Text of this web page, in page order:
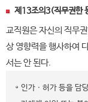
제13조의3(직무권한
교직원은 자신의 직무
상 영향력을 행사하여
서는 안 된다.
인가ㆍ허가 등을 담